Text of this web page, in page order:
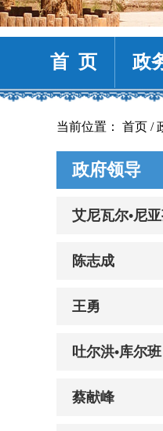
首 页 政
当前位置： 首页 /
政府领导
艾尼瓦尔•尼
陈志成
王勇
吐尔洪•库尔班
蔡献峰